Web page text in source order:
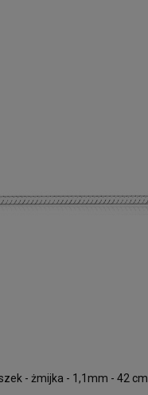
- żmijka - 1,1mm - 42 cm